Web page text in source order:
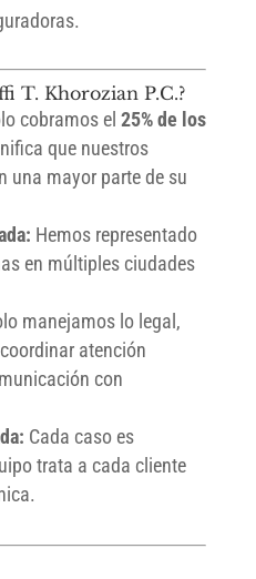
T. Khorozian P.C.?
cobramos el 25% de los
que nuestros
una mayor parte de su
Hemos representado
en múltiples ciudades
manejamos lo legal,
atención
con
Cada caso es
trata a cada cliente